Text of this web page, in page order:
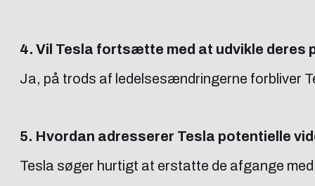
4. Vil Tesla fortsætte med at udvikle deres
Ja, på trods af ledelsesændringerne forbliver
5. Hvordan adresserer Tesla potentielle
Tesla søger hurtigt at erstatte de afgange